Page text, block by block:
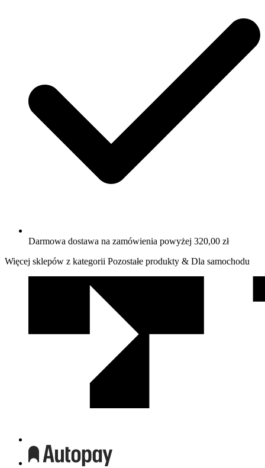
Darmowa dostawa na zamówienia powyżej 320,00 zł
Więcej sklepów z kategorii Pozostałe produkty & Dla samochodu